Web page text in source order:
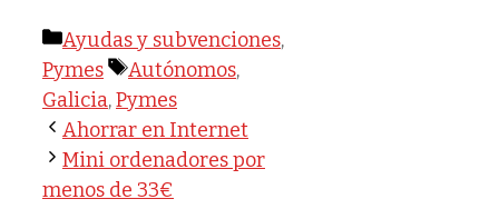
Categorías
Ayudas y subvenciones,
Pymes
Etiquetas
Autónomos,
Galicia,Pymes
Ahorrar en Internet
Mini ordenadores por
menos de 33€